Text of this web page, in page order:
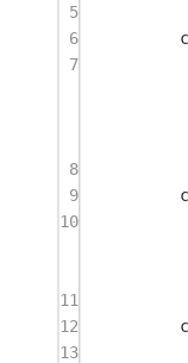
5
6
7
8
9
10
11
12
13